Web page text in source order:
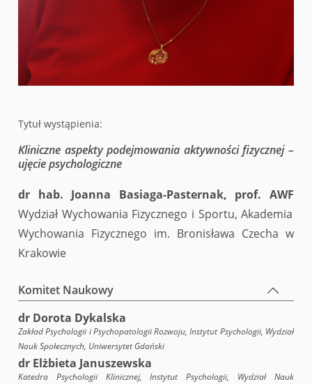
Tytuł wystąpienia:
Kliniczne aspekty podejmowania aktywności fizycznej –
ujęcie psychologiczne
dr hab. Joanna Basiaga-Pasternak, prof. AWF
Wydział Wychowania Fizycznego i Sportu, Akademia
Wychowania Fizycznego im. Bronisława Czecha w
Krakowie
Komitet Naukowy
dr Dorota Dykalska
Zakład Psychologii i Psychopatologii Rozwoju, Instytut Psychologii, Wydział
Nauk Społecznych, Uniwersytet Gdański
dr Elżbieta Januszewska
Katedra Psychologii Klinicznej, Instytut Psychologii, Wydział Nauk